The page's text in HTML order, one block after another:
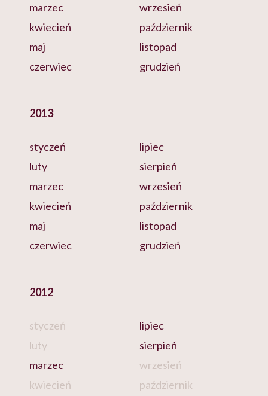
marzec
kwiecień
maj
czerwiec
wrzesień
październik
listopad
grudzień
2013
styczeń
luty
marzec
kwiecień
maj
czerwiec
lipiec
sierpień
wrzesień
październik
listopad
grudzień
2012
styczeń
luty
marzec
kwiecień
lipiec
sierpień
wrzesień
październik